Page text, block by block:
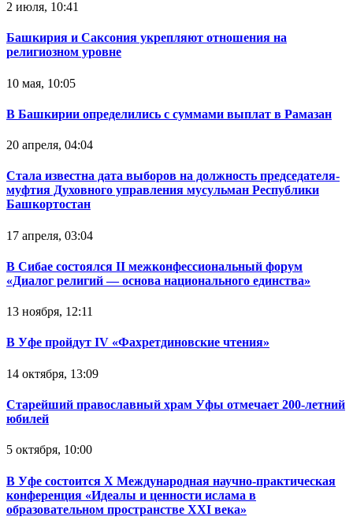
2 июля, 10:41
Башкирия и Саксония укрепляют отношения на
религиозном уровне
10 мая, 10:05
В Башкирии определились с суммами выплат в Рамазан
20 апреля, 04:04
Стала известна дата выборов на должность председателя-
муфтия Духовного управления мусульман Республики
Башкортостан
17 апреля, 03:04
В Сибае состоялся II межконфессиональный форум
«Диалог религий — основа национального единства»
13 ноября, 12:11
В Уфе пройдут IV «Фахретдиновские чтения»
14 октября, 13:09
Старейший православный храм Уфы отмечает 200-летний
юбилей
5 октября, 10:00
В Уфе состоится Х Международная научно-практическая
конференция «Идеалы и ценности ислама в
образовательном пространстве XXI века»